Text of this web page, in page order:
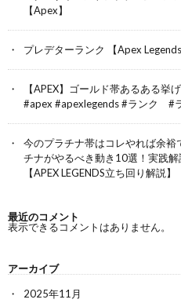
【Apex】
プレデターランク 【Apex Legends
【APEX】ゴールド帯あるある
#apex #apexlegends #ランク #
今のプラチナ帯はコレやれば余
チナがやるべき動き10選！実践
【APEX LEGENDS立ち回り解説】
最近のコメント
表示できるコメントはありません。
アーカイブ
2025年11月